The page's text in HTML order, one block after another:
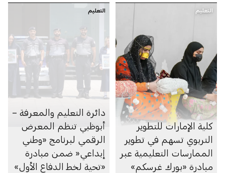
التعليم
كلية الإمارات للتطوير
التربوي تسهم في تطوير
الممارسات التعليمية عبر
مبادرة «بورك غرسكم»
التعليم
دائرة التعليم والمعرفة –
أبوظبي تنظم المعرض
الرقمي لبرنامج «وطني
إبداعي« ضمن مبادرة
«تحية لخط الدفاع الأول»